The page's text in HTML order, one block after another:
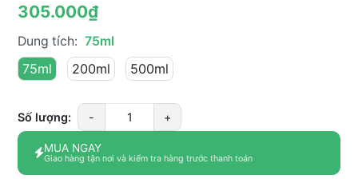
305.000₫
Dung tích: 75ml
75ml 200ml 500ml
Số lượng: - +
MUA NGAY
Giao hàng tận nơi và kiểm tra hàng trước thanh toán